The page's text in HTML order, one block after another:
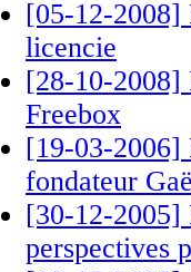
[05-12-2008]
licencie
[28-10-2008]
Freebox
[19-03-2006]
fondateur
[30-12-2005]
perspectives